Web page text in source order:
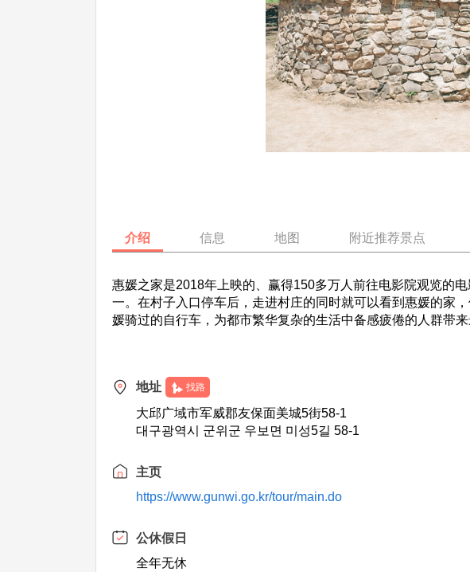
介绍 信息 地图 附近推荐景点
惠媛之家是2018年上映的、赢得150多万人前往电影院观览的
一。在村子入口停车后，走进村庄的同时就可以看到惠媛的家
媛骑过的自行车，为都市繁华复杂的生活中备感疲倦的人群带来
地址 找路
大邱广域市军威郡友保面美城5街58-1
대구광역시 군위군 우보면 미성5길 58-1
主页
https://www.gunwi.go.kr/tour/main.do
公休假日
全年无休